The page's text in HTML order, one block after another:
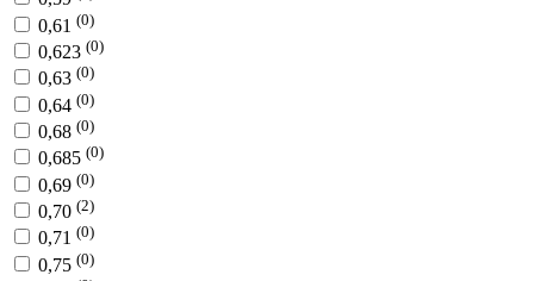
0,61 (0)
0,623 (0)
0,63 (0)
0,64 (0)
0,68 (0)
0,685 (0)
0,69 (0)
0,70 (2)
0,71 (0)
0,75 (0)